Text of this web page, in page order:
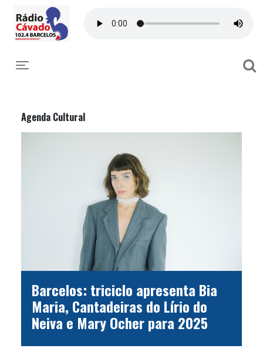
Toggle navigation
Agenda Cultural
Barcelos: triciclo apresenta Bia
Maria, Cantadeiras do Lírio do
Neiva e Mary Ocher para 2025